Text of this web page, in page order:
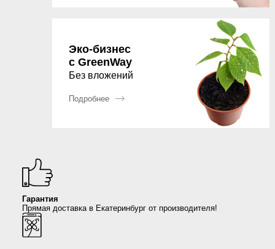
Детская косметика
Эфирные масла
Revitall
Green Fiber
Healthberry
Эко-бизнес
с GreenWay
Без вложений
Подробнее
Гарантия
Прямая доставка в Екатеринбург от производителя!